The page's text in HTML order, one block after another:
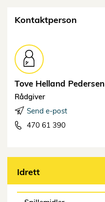
Kontaktperson
Tove Helland Pedersen
Rådgiver
Send e-post
470 61 390
Idrett